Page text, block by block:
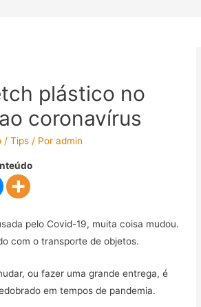
plástico no
coronavírus
/Tips / Poradmin
pelo Covid-19, muita coisa mudou.
com o transporte de objetos.
ou fazer uma grande entrega, é
em tempos de pandemia.